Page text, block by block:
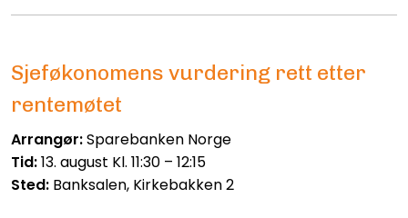
Sjeføkonomens vurdering rett etter
rentemøtet
Arrangør:Sparebanken Norge
Tid:13. august Kl. 11:30 – 12:15
Sted: Banksalen, Kirkebakken 2